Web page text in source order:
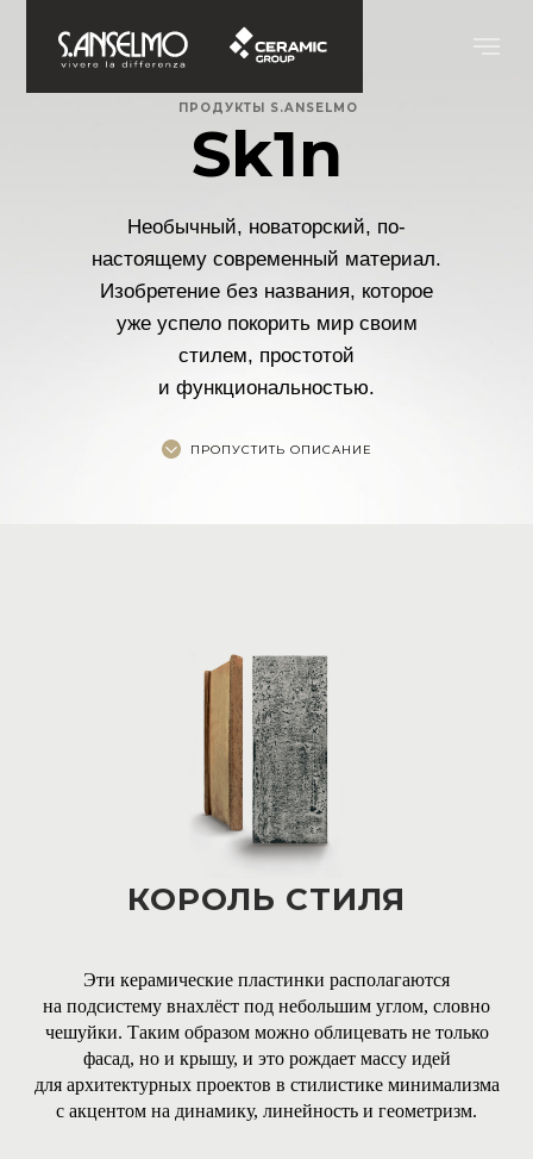
ПРОПУСТИТЬ ОПИСАНИЕ
Необычный, новаторский, по-
настоящему современный материал.
Изобретение без названия, которое
уже успело покорить мир своим
стилем, простотой
и функциональностью.
Sk1n
ПРОДУКТЫ S.ANSELMO
КОРОЛЬ СТИЛЯ
Эти керамические пластинки располагаются
на подсистему внахлёст под небольшим углом, словно
чешуйки. Таким образом можно облицевать не только
фасад, но и крышу, и это рождает массу идей
для архитектурных проектов в стилистике минимализма
с акцентом на динамику, линейность и геометризм.